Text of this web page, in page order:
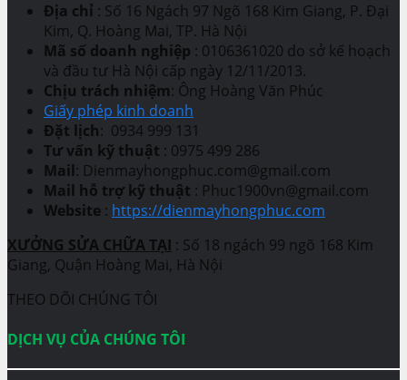
Địa chỉ : Số 16 Ngách 97 Ngõ 168 Kim Giang, P. Đại
Kim, Q. Hoàng Mai, TP. Hà Nội
Mã số doanh nghiệp : 0106361020 do sở kế hoạch
và đầu tư Hà Nội cấp ngày 12/11/2013.
Chịu trách nhiệm: Ông Hoàng Văn Phúc
Giấy phép kinh doanh
Đặt lịch: 0934 999 131
Tư vấn kỹ thuật : 0975 499 286
Mail: Dienmayhongphuc.com@gmail.com
Mail hỗ trợ kỹ thuật : Phuc1900vn@gmail.com
Website : https://dienmayhongphuc.com
XƯỞNG SỬA CHỮA TẠI : Số 18 ngách 99 ngõ 168 Kim
Giang, Quận Hoàng Mai, Hà Nội
THEO DÕI CHÚNG TÔI
DỊCH VỤ CỦA CHÚNG TÔI